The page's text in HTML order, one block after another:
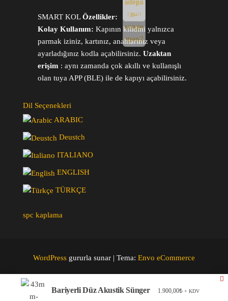
SMART KOLÖzellikler:
Kolay Kullanım: Kapının kilidini yalnızca
parmak iziniz, kartınız, anahtarınız veya
ayarladığınız kodla açabilirsiniz. Uzaktan
erişim : aynı zamanda çok akıllı ve kullanışlı
olan tuya APP (BLE) ile de kapıyı açabilirsiniz.
Dil Seçenekleri
ARABIC
Deustch
ITALIANO
ENGLISH
TÜRKÇE
spc kaplama
WordPress gururla sunar | Tema: Envo eCommerce
Bariyerli Düz Akustik Sünger 1.900,00₺ + KDV